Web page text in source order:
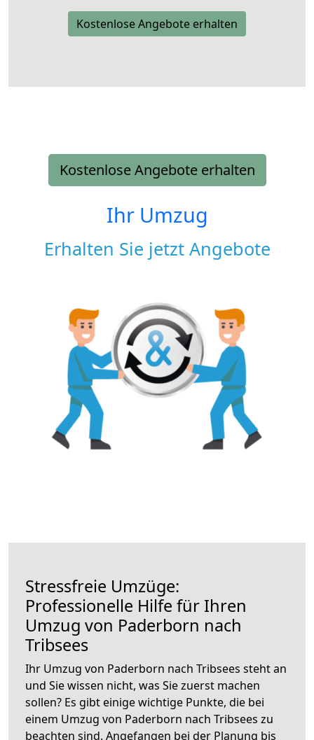
Kostenlose Angebote erhalten
Kostenlose Angebote erhalten
Ihr Umzug
Erhalten Sie jetzt Angebote
Stressfreie Umzüge:
Professionelle Hilfe für Ihren
Umzug von Paderborn nach
Tribsees
Ihr Umzug von Paderborn nach Tribsees steht an
und Sie wissen nicht, was Sie zuerst machen
sollen? Es gibt einige wichtige Punkte, die bei
einem Umzug von Paderborn nach Tribsees zu
beachten sind. Angefangen bei der Planung bis